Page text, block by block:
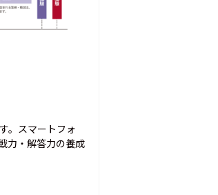
。スマートフォ
力・解答力の養成